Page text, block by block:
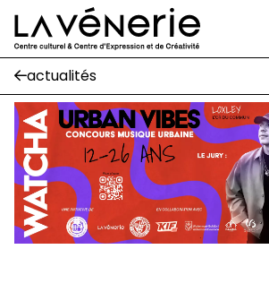
Aller au contenu principal
Rue Gratès, 3
1170 Watermael-Boitsfort
02 663 85 50
Écuries
Place Gilson, 3
1170 Watermael-Boitsfort
02 663 85 50
suivez-nous
actualités